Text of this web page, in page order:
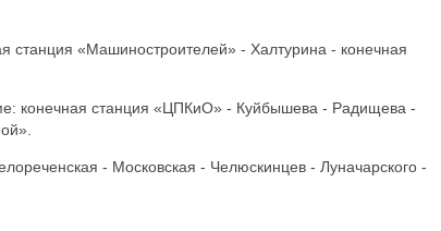
станция «Машиностроителей» - Халтурина - конечная
конечная станция «ЦПКиО» - Куйбышева - Радищева -
- Московская - Челюскинцев - Луначарского -